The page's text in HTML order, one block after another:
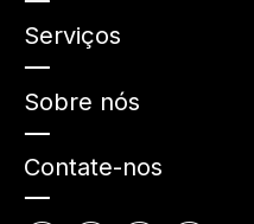
Serviços
Sobre nós
Contate-nos